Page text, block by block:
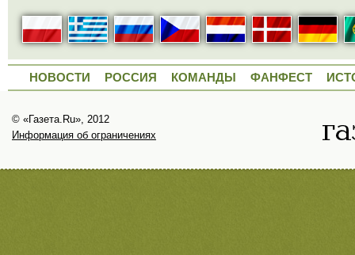
НОВОСТИ РОССИЯ КОМАНДЫ ФАНФЕСТ
© «Газета.Ru», 2012
Информация об ограничениях